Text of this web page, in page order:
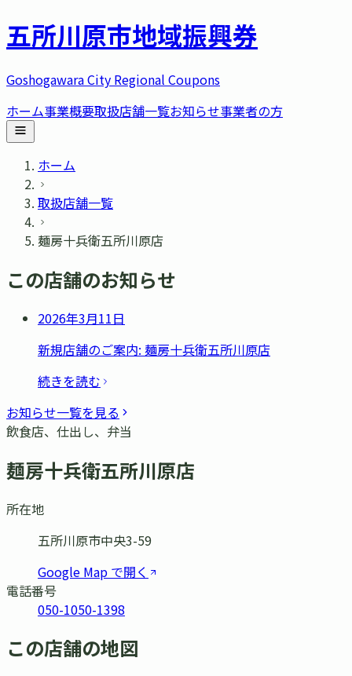
五所川原市地域振興券
Goshogawara City Regional Coupons
ホーム事業概要取扱店舗一覧お知らせ事業者の方
ホーム
取扱店舗一覧
麺房十兵衛五所川原店
この店舗のお知らせ
2026年3月11日
新規店舗のご案内: 麺房十兵衛五所川原店
続きを読む
お知らせ一覧を見る
飲食店、仕出し、弁当
麺房十兵衛五所川原店
所在地
五所川原市中央3-59
Google Map で開く
電話番号
050-1050-1398
この店舗の地図